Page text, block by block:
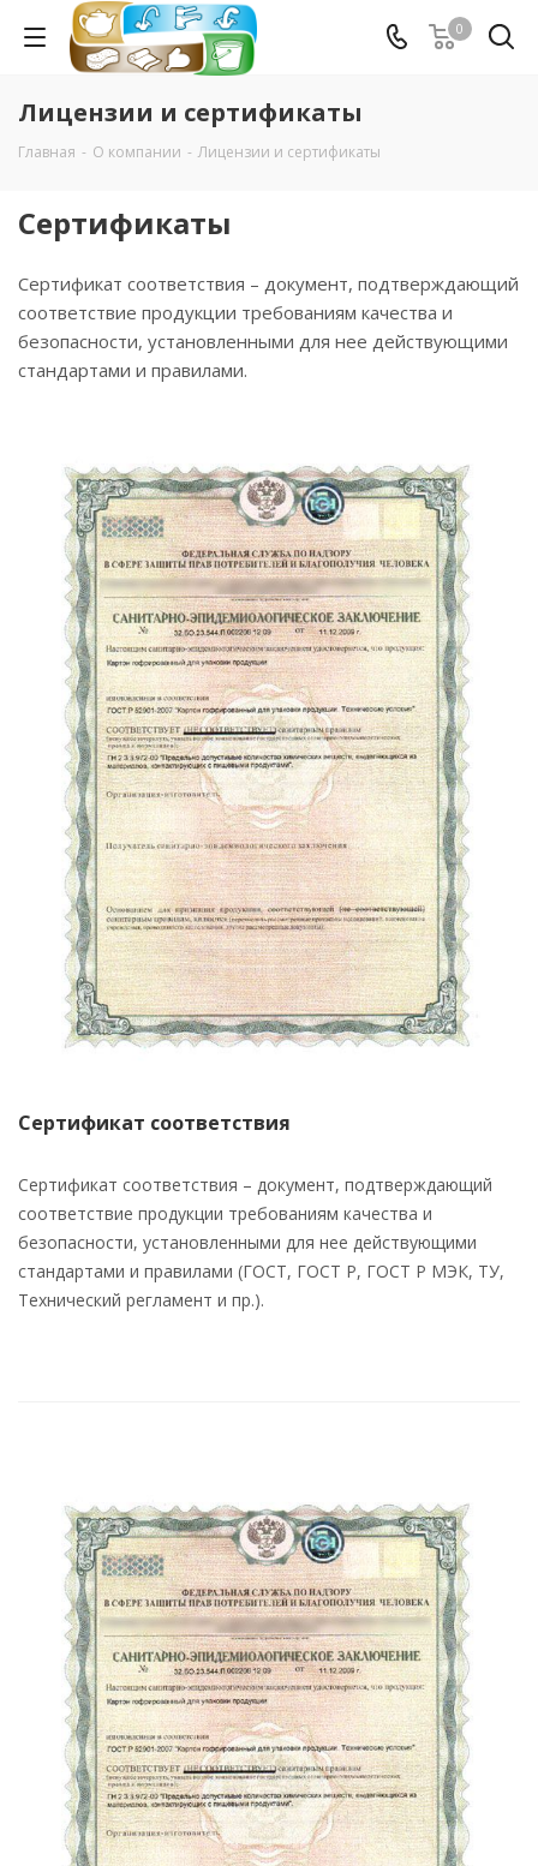
0
Лицензии и сертификаты
Главная - О компании - Лицензии и сертификаты
Сертификаты
Сертификат соответствия – документ, подтверждающий
соответствие продукции требованиям качества и
безопасности, установленными для нее действующими
стандартами и правилами.
Сертификат соответствия
Сертификат соответствия – документ, подтверждающий
соответствие продукции требованиям качества и
безопасности, установленными для нее действующими
стандартами и правилами (ГОСТ, ГОСТ Р, ГОСТ Р МЭК, ТУ,
Технический регламент и пр.).